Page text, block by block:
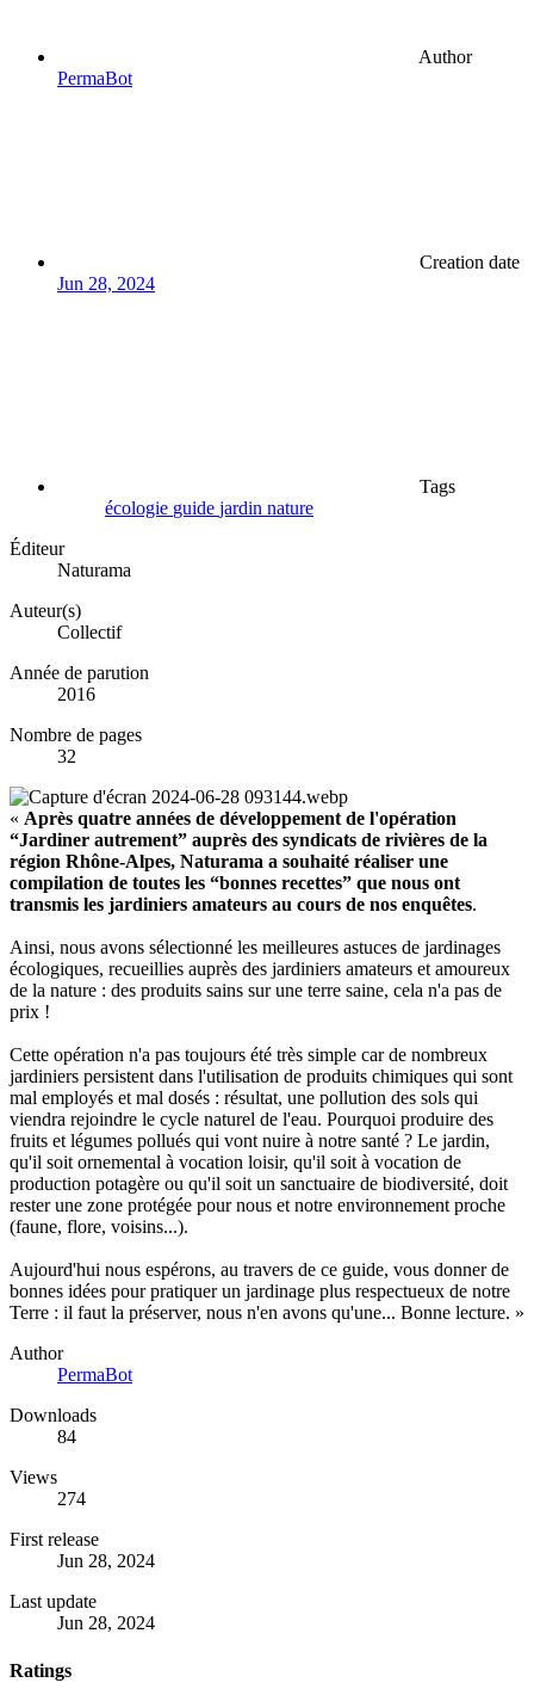
Author
PermaBot
Creation date
Jun 28, 2024
Tags
écologie guide jardin nature
Éditeur
Naturama
Auteur(s)
Collectif
Année de parution
2016
Nombre de pages
32
« Après quatre années de développement de l'opération
“Jardiner autrement” auprès des syndicats de rivières de la
région Rhône-Alpes, Naturama a souhaité réaliser une
compilation de toutes les “bonnes recettes” que nous ont
transmis les jardiniers amateurs au cours de nos enquêtes.
Ainsi, nous avons sélectionné les meilleures astuces de jardinages
écologiques, recueillies auprès des jardiniers amateurs et amoureux
de la nature : des produits sains sur une terre saine, cela n'a pas de
prix !
Cette opération n'a pas toujours été très simple car de nombreux
jardiniers persistent dans l'utilisation de produits chimiques qui sont
mal employés et mal dosés : résultat, une pollution des sols qui
viendra rejoindre le cycle naturel de l'eau. Pourquoi produire des
fruits et légumes pollués qui vont nuire à notre santé ? Le jardin,
qu'il soit ornemental à vocation loisir, qu'il soit à vocation de
production potagère ou qu'il soit un sanctuaire de biodiversité, doit
rester une zone protégée pour nous et notre environnement proche
(faune, flore, voisins...).
Aujourd'hui nous espérons, au travers de ce guide, vous donner de
bonnes idées pour pratiquer un jardinage plus respectueux de notre
Terre : il faut la préserver, nous n'en avons qu'une... Bonne lecture. »
Author
PermaBot
Downloads
84
Views
274
First release
Jun 28, 2024
Last update
Jun 28, 2024
Ratings